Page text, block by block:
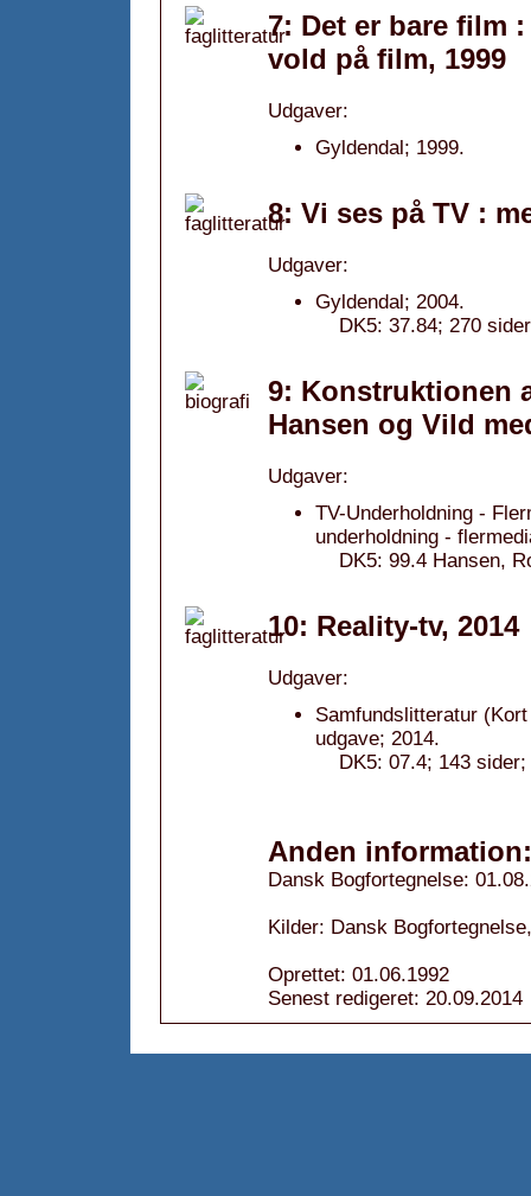
7: Det er bare film
vold på film, 1999
Udgaver:
Gyldendal; 1999.
8: Vi ses på TV :
Udgaver:
Gyldendal; 2004.
DK5: 37.84; 270
9: Konstruktionen
Hansen og Vild
Udgaver:
TV-Underholdning -
underholdning -
DK5: 99.4 Hansen,
10: Reality-tv, 2014
Udgaver:
Samfundslitteratur
udgave; 2014.
DK5: 07.4; 143 sider;
Anden information:
Dansk Bogfortegnelse:
Kilder: Dansk
Oprettet: 01.06.1992
Senest redigeret: 20.09.2014